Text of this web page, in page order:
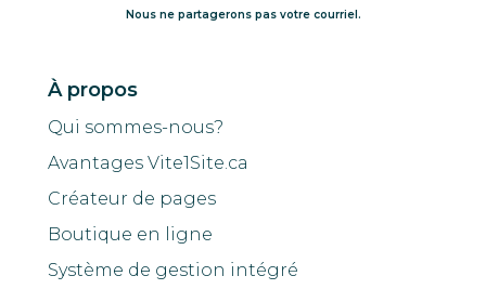
Nous ne partagerons pas votre courriel.
À propos
Qui sommes-nous?
Avantages Vite1Site.ca
Créateur de pages
Boutique en ligne
Système de gestion intégré